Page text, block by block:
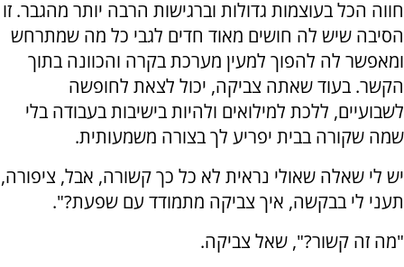
חווה הכל בעוצמות גדולות וברגישות הרבה יותר מהגבר. זו
הסיבה שיש לה חושים מאוד חדים לגבי כל מה שמתרחש
ומאפשר לה להפוך למעין מערכת בקרה והכוונה בתוך
הקשר. בעוד שאתה צביקה, יכול לצאת לחופשה
לשבועיים, ללכת למילואים ולהיות בישיבות בעבודה בלי
שמה שקורה בבית יפריע לך בצורה משמעותית.
יש לי שאלה שאולי נראית לא כל כך קשורה, אבל, ציפורה,
תעני לי בבקשה, איך צביקה מתמודד עם שפעת?".
"מה זה קשור?", שאל צביקה.